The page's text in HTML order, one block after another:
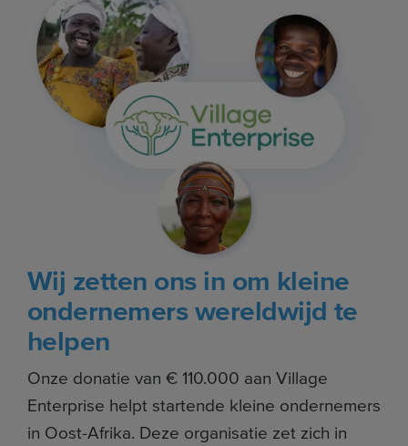
Wij zetten ons in om kleine
ondernemers wereldwijd te
helpen
Onze donatie van € 110.000 aan Village
Enterprise helpt startende kleine ondernemers
in Oost-Afrika. Deze organisatie zet zich in